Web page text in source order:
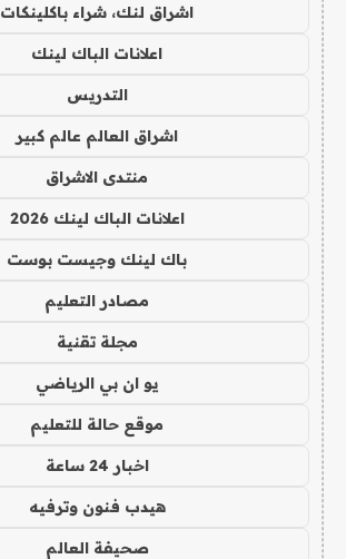
اشراق لنك، شراء باكلينكات
اعلانات الباك لينك
التدريس
اشراق العالم عالم كبير
منتدى الاشراق
اعلانات الباك لينك 2026
باك لينك وجيست بوست
مصادر التعليم
مجلة تقنية
يو ان بي الرياضي
موقع حالة للتعليم
اخبار 24 ساعة
هيدب فنون وترفيه
صحيفة العالم